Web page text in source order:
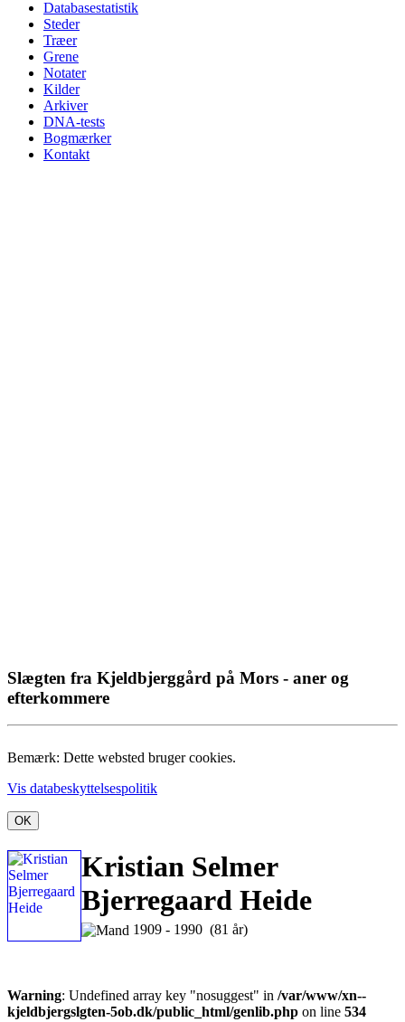
Databasestatistik
Steder
Træer
Grene
Notater
Kilder
Arkiver
DNA-tests
Bogmærker
Kontakt
Slægten fra Kjeldbjerggård på Mors - aner og
efterkommere
Bemærk: Dette websted bruger cookies.
Vis databeskyttelsespolitik
OK
Kristian Selmer
Bjerregaard Heide
1909 - 1990 (81 år)
Warning: Undefined array key "nosuggest" in /var/www/xn--
kjeldbjergslgten-5ob.dk/public_html/genlib.php on line 534